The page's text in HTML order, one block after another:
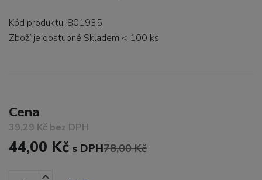
Kód produktu: 801935
Zboží je dostupné Skladem < 100 ks
Cena
39,29 Kč bez DPH
44,00 Kč s DPH78,00 Kč